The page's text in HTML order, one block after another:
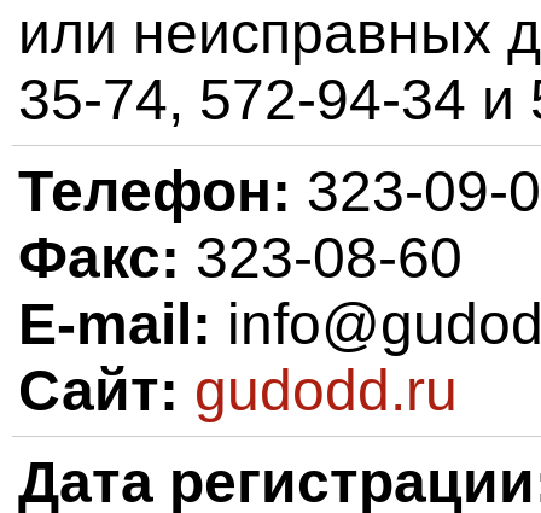
или неисправных
35-74, 572-94-34 и
Телефон: 323-09-
Факс: 323-08-60
E-mail:
Сайт: gudodd.ru
Дата